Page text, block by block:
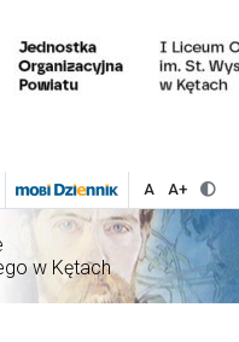
A A+
w Kętach